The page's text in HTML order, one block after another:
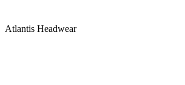
Atlantis Headwear